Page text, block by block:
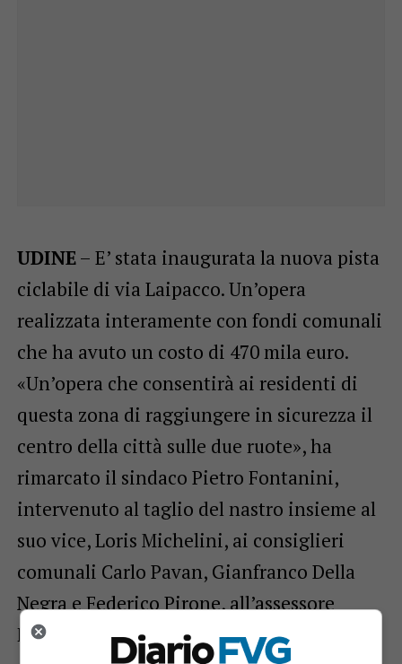
UDINE– E’ stata inaugurata la nuova pista
ciclabile di via Laipacco. Un’opera
realizzata interamente con fondi comunali
che ha avuto un costo di 470 mila euro.
«Un’opera che consentirà ai residenti di
questa zona di raggiungere in sicurezza il
centro della città sulle due ruote», ha
rimarcato il sindaco Pietro Fontanini,
intervenuto al taglio del nastro insieme al
suo vice, Loris Michelini, ai consiglieri
comunali Carlo Pavan, Gianfranco Della
Negra e Federico Pirone, all’assessore
Fabrizio Cigolot.